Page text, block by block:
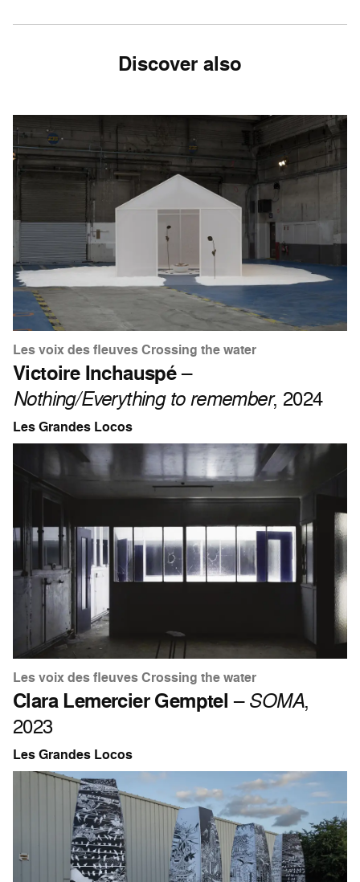
Discover also
Les voix des fleuves Crossing the water
Victoire Inchauspé–
Nothing/Everything to remember, 2024
Les Grandes Locos
Les voix des fleuves Crossing the water
Clara Lemercier Gemptel –SOMA,
2023
Les Grandes Locos